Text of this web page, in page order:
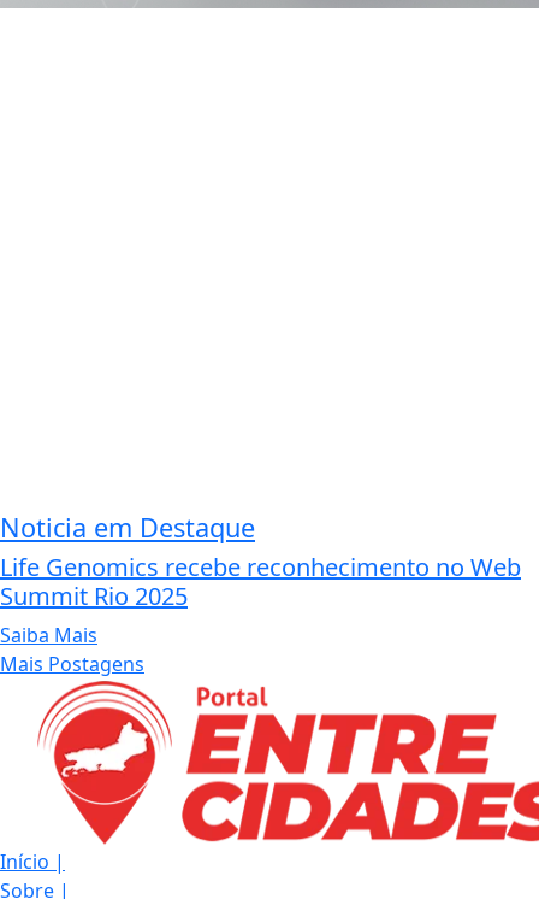
Noticia em Destaque
Life Genomics recebe reconhecimento no Web
Summit Rio 2025
Saiba Mais
Mais Postagens
Início |
Sobre |